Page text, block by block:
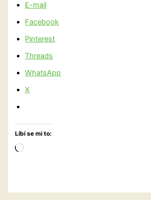
E-mail
Facebook
Pinterest
Threads
WhatsApp
X
Líbí se mi to:
Načítání…